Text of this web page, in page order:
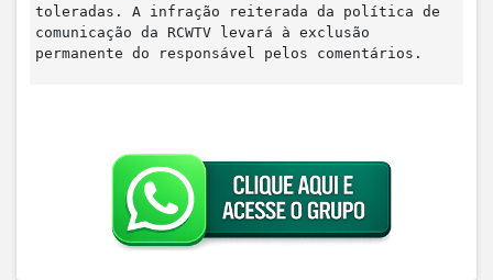
toleradas. A infração reiterada da política de
comunicação da RCWTV levará à exclusão
permanente do responsável pelos comentários.